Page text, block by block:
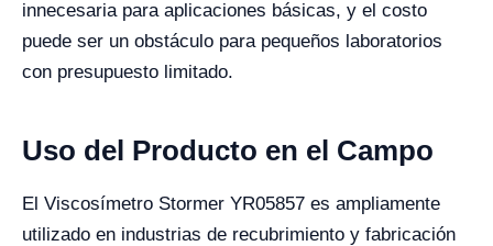
innecesaria para aplicaciones básicas, y el costo
puede ser un obstáculo para pequeños laboratorios
con presupuesto limitado.
Uso del Producto en el Campo
El Viscosímetro Stormer YR05857 es ampliamente
utilizado en industrias de recubrimiento y fabricación